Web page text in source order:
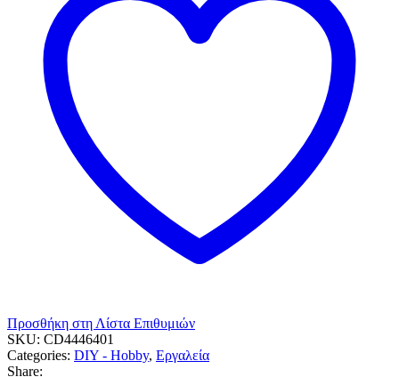
Προσθήκη στη Λίστα Επιθυμιών
SKU: CD4446401
Categories: DIY - Hobby, Εργαλεία
Share: